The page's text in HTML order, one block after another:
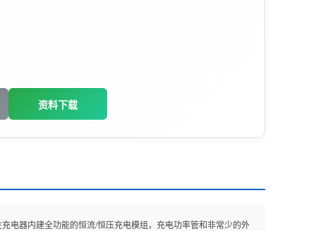
资料下载
电器内建全功能的恒流/恒压充电模组，充电功率管和非常少的外